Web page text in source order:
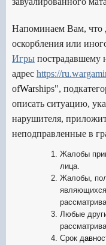
Напоминаем Вам, что
оскорбления или
Игры пострадавшему
адрес https://
ofWarships",
описать ситуацию,
нарушителя,
неподправленные в
Жалобы
лица.
Жалобы,
Любые
Срок давно